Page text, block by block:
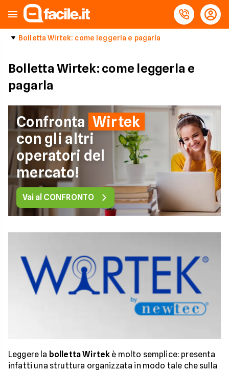
Bolletta Wirtek: come leggerla e pagarla
Bolletta Wirtek: come leggerla e
pagarla
Confronta Wirtek
con gli altri
operatori del
mercato!
Vai al CONFRONTO
Leggere la bolletta Wirtek è molto semplice: presenta
infatti una struttura organizzata in modo tale che sulla